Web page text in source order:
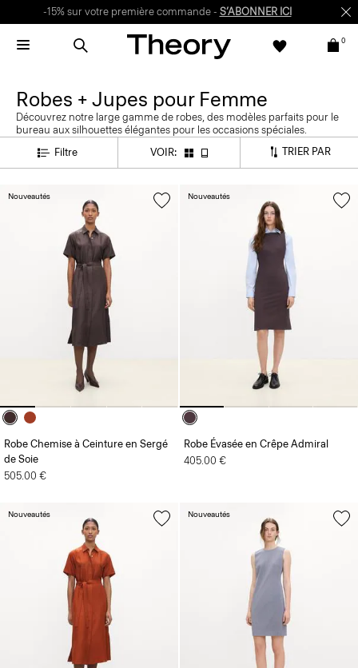
-15% sur votre première commande - S’ABONNER ICI
0
Robes + Jupes pour Femme
Découvrez notre large gamme de robes, des modèles parfaits pour le
bureau aux silhouettes élégantes pour les occasions spéciales.
Filtre
VOIR: TRIER PAR
Robe Chemise à Ceinture en Sergé
de Soie
505.00 €
Nouveautés
Robe Évasée en Crêpe Admiral
405.00 €
Nouveautés
Nouveautés Nouveautés